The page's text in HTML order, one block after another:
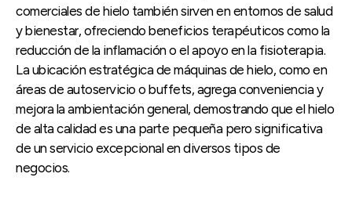
comerciales de hielo también sirven en entornos de salud
y bienestar, ofreciendo beneficios terapéuticos como la
reducción de la inflamación o el apoyo en la fisioterapia.
La ubicación estratégica de máquinas de hielo, como en
áreas de autoservicio o buffets, agrega conveniencia y
mejora la ambientación general, demostrando que el hielo
de alta calidad es una parte pequeña pero significativa
de un servicio excepcional en diversos tipos de
negocios.